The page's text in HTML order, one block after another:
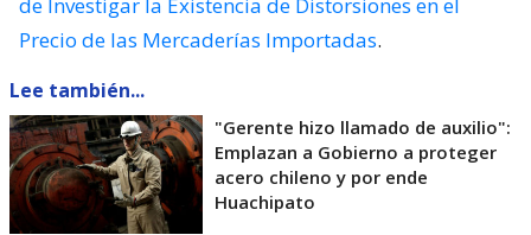
Precio de las Mercaderías Importadas.
Lee también...
"Gerente hizo llamado de auxilio":
Emplazan a Gobierno a proteger
acero chileno y por ende
Huachipato